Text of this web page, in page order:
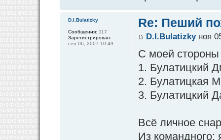
Re: Пеший
D.I.Bulatizkyноя
С моей стороны
1. Булатицкий
2. Булатицкая
3. Булатицкий
Всё личное
Из командного:
D.I.Bulatizky
Сообщения: 117
Зарегистрирован:
сен 06, 2007 10:49